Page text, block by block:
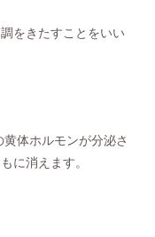
をきたすことをいい
体ホルモンが分泌さ
に消えます。